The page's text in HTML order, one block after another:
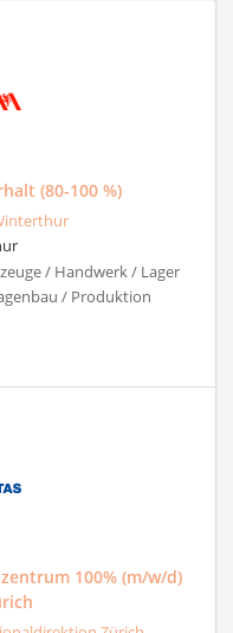
(80-100 %)
/ Handwerk / Lager
/ Produktion
100% (m/w/d)